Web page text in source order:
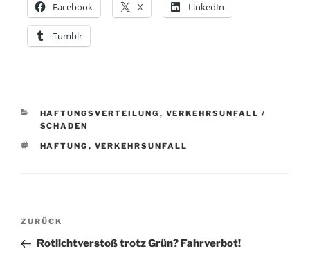
Facebook X LinkedIn
Tumblr
KATEGORIEN
HAFTUNGSVERTEILUNG , VERKEHRSUNFALL /
SCHADEN
SCHLAGWÖRTER
HAFTUNG , VERKEHRSUNFALL
Beitragsnavigation
Vorheriger
Beitrag
ZURÜCK
Rotlichtverstoß trotz Grün? Fahrverbot!